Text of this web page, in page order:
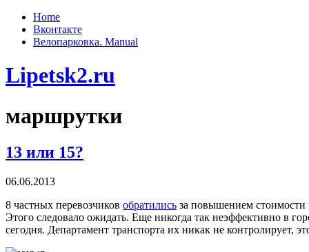
Home
Вконтакте
Велопарковка. Manual
Lipetsk2.ru
маршрутки
13 или 15?
06.06.2013
8 частных перевозчиков обратились за повышением стоимости
Этого следовало ожидать. Еще никогда так неэффективно в
сегодня. Департамент транспорта их никак не контролирует,